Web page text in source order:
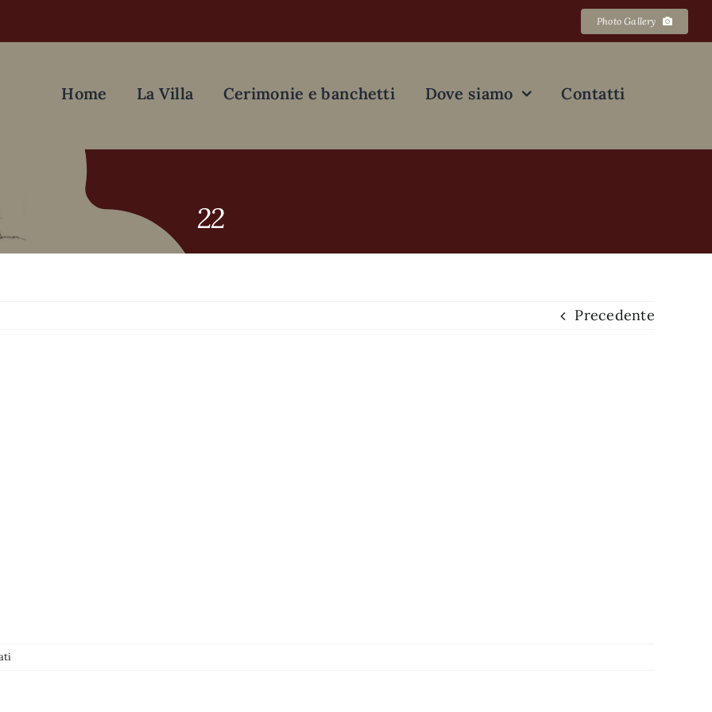
Photo Gallery
Home La Villa Cerimonie e banchetti Dove siamo Contatti
22
Precedente